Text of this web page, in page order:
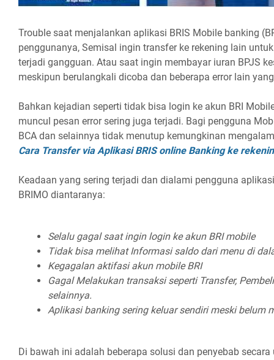
Trouble saat menjalankan aplikasi BRIS Mobile banking
penggunanya, Semisal ingin transfer ke rekening lain
terjadi gangguan. Atau saat ingin membayar iuran BPJS
meskipun berulangkali dicoba dan beberapa error lain
Bahkan kejadian seperti tidak bisa login ke akun BRI
muncul pesan error sering juga terjadi. Bagi pengguna
BCA dan selainnya tidak menutup kemungkinan
Cara Transfer via Aplikasi BRIS online Banking ke
Keadaan yang sering terjadi dan dialami pengguna
BRIMO diantaranya:
Selalu gagal saat ingin login ke akun BRI mobile
Tidak bisa melihat Informasi saldo dari menu di
Kegagalan aktifasi akun mobile BRI
Gagal Melakukan transaksi seperti Transfer,
selainnya.
Aplikasi banking sering keluar sendiri meski belum
Di bawah ini adalah beberapa solusi dan penyebab